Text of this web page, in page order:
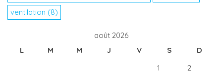
ventilation (8)
août 2026
L
M M J V S
D
1
2